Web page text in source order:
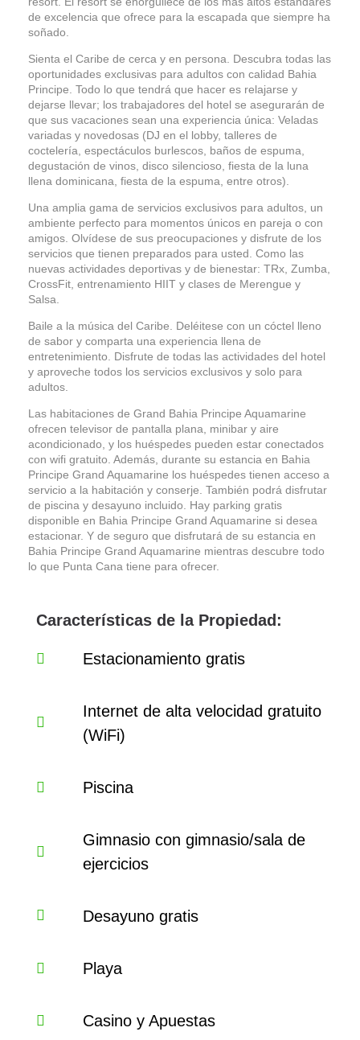
de excelencia que ofrece para la escapada que siempre ha
soñado.
Sienta el Caribe de cerca y en persona. Descubra todas las
oportunidades exclusivas para adultos con calidad Bahia
Principe. Todo lo que tendrá que hacer es relajarse y
dejarse llevar; los trabajadores del hotel se asegurarán de
que sus vacaciones sean una experiencia única: Veladas
variadas y novedosas (DJ en el lobby, talleres de
coctelería, espectáculos burlescos, baños de espuma,
degustación de vinos, disco silencioso, fiesta de la luna
llena dominicana, fiesta de la espuma, entre otros).
Una amplia gama de servicios exclusivos para adultos, un
ambiente perfecto para momentos únicos en pareja o con
amigos. Olvídese de sus preocupaciones y disfrute de los
servicios que tienen preparados para usted. Como las
nuevas actividades deportivas y de bienestar: TRx, Zumba,
CrossFit, entrenamiento HIIT y clases de Merengue y
Salsa.
Baile a la música del Caribe. Deléitese con un cóctel lleno
de sabor y comparta una experiencia llena de
entretenimiento. Disfrute de todas las actividades del hotel
y aproveche todos los servicios exclusivos y solo para
adultos.
Las habitaciones de Grand Bahia Principe Aquamarine
ofrecen televisor de pantalla plana, minibar y aire
acondicionado, y los huéspedes pueden estar conectados
con wifi gratuito. Además, durante su estancia en Bahia
Principe Grand Aquamarine los huéspedes tienen acceso a
servicio a la habitación y conserje. También podrá disfrutar
de piscina y desayuno incluido. Hay parking gratis
disponible en Bahia Principe Grand Aquamarine si desea
estacionar. Y de seguro que disfrutará de su estancia en
Bahia Principe Grand Aquamarine mientras descubre todo
lo que Punta Cana tiene para ofrecer.
Características de la Propiedad:
Estacionamiento gratis
Internet de alta velocidad gratuito
(WiFi)
Piscina
Gimnasio con gimnasio/sala de
ejercicios
Desayuno gratis
Playa
Casino y Apuestas